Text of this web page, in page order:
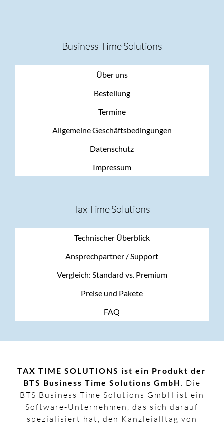
Business Time Solutions
Über uns
Bestellung
Termine
Allgemeine Geschäftsbedingungen
Datenschutz
Impressum
Tax Time Solutions
Technischer Überblick
Ansprechpartner / Support
Vergleich: Standard vs. Premium
Preise und Pakete
FAQ
TAX TIME SOLUTIONS ist ein Produkt der
BTS Business Time Solutions GmbH . Die
BTS Business Time Solutions GmbH ist ein
Software-Unternehmen, das sich darauf
spezialisiert hat, den Kanzleialltag von